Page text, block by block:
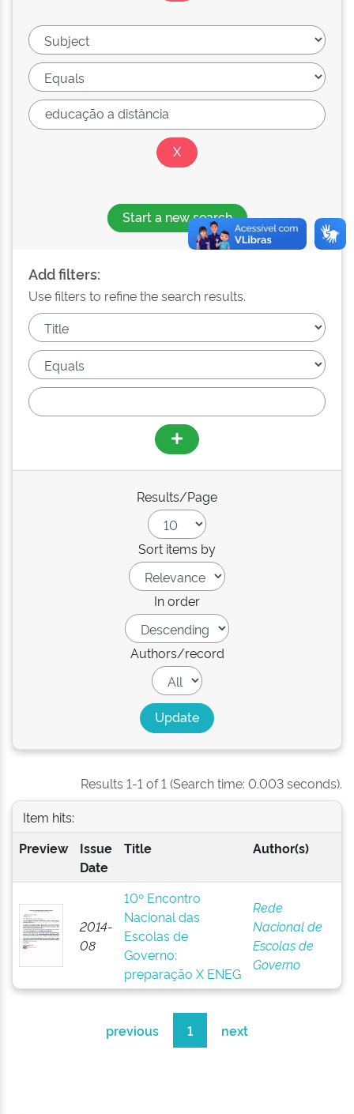
Start a new search
Add filters:
Use filters to refine the search results.
Results/Page
Sort items by
In order
Authors/record
Results 1-1 of 1 (Search time: 0.003 seconds).
Item hits:
Preview
Issue
Date
Title Author(s)
2014-
08
10º Encontro
Nacional das
Escolas de
Governo:
preparação X ENEG
Rede
Nacional de
Escolas de
Governo
previous 1 next